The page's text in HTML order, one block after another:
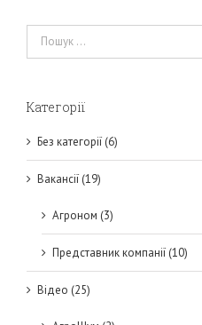
Пошук
Категорії
Без категорії (6)
Вакансії (19)
Агроном (3)
Представник компанії (10)
Відео (25)